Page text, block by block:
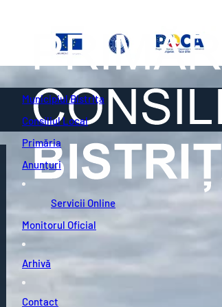
Municipiul Bistrița
Consiliul Local
Primăria
Anunțuri
Servicii Online
Monitorul Oficial
Arhivă
Contact